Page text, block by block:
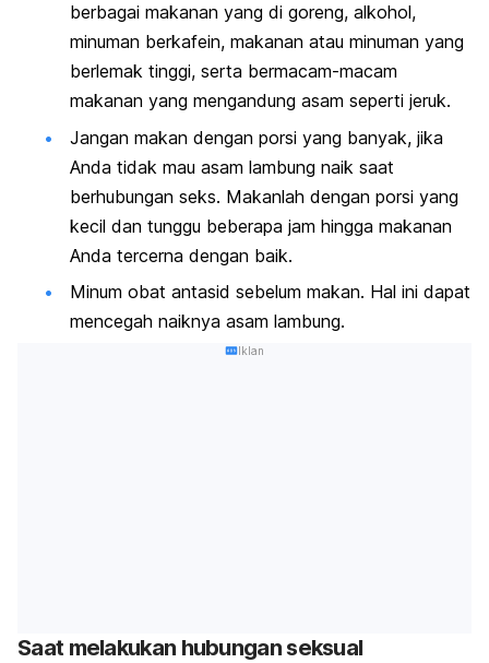
berbagai makanan yang di goreng, alkohol,
minuman berkafein, makanan atau minuman yang
berlemak tinggi, serta bermacam-macam
makanan yang mengandung asam seperti jeruk.
Jangan makan dengan porsi yang banyak, jika
Anda tidak mau asam lambung naik saat
berhubungan seks. Makanlah dengan porsi yang
kecil dan tunggu beberapa jam hingga makanan
Anda tercerna dengan baik.
Minum obat antasid sebelum makan. Hal ini dapat
mencegah naiknya asam lambung.
Iklan
Saat melakukan hubungan seksual